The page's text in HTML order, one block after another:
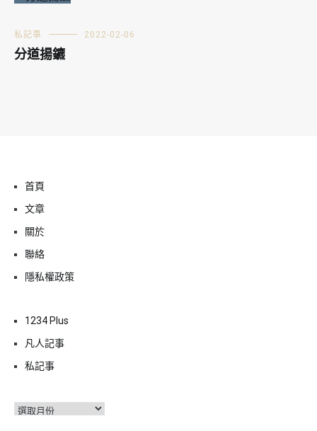
私記事 2022-02-06
分道揚鑣
首頁
文章
關於
聯絡
隱私權政策
1234 Plus
凡人記事
私記事
彙